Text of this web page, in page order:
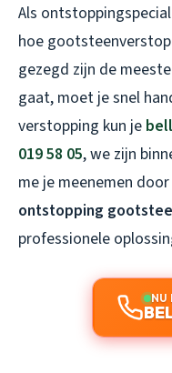
Als
hoe
gezegd zijn de
gaat, moet je snel
verstopping kun je
019 58 05, we zijn
me je meenemen
ontstopping
professionele
NU